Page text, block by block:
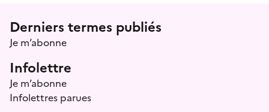
Menu prefooter
Derniers termes publiés
Je m’abonne
Infolettre
Je m’abonne
Infolettres parues